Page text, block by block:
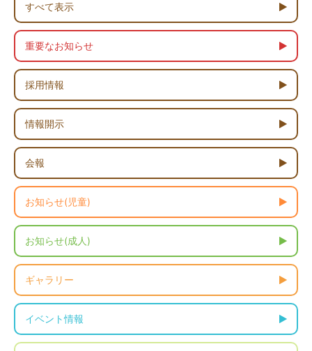
すべて表示
重要なお知らせ
採用情報
情報開示
会報
お知らせ(児童)
お知らせ(成人)
ギャラリー
イベント情報